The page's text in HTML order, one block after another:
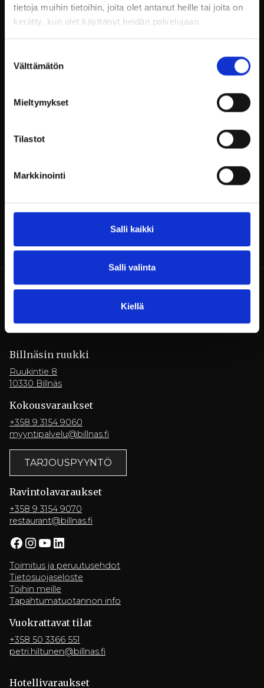
tietoja muihin tietoihin, joita olet antanut heille tai joita on
kerätty, kun olet käyttänyt heidän palvelujaan.
valinta
Välttämätön
Mieltymykset
Tilastot
Markkinointi
Salli kaikki
Salli valinta
Kiellä
49€/hlö
Menuun viinipaketti 35€/hlö
Elävästä musiikista vastaa Chick n Dick!
tunnelmallisiin hotellihuoneisiimme.
Pöytävaraukset:
Billnäsin ruukki
Ruukintie 8
10330 Billnäs
Kokousvaraukset
+358 9 3154 9060
myyntipalvelu@billnas.fi
TARJOUSPYYNTÖ
Ravintola­varaukset
+358 9 3154 9070
restaurant@billnas.fi
Facebook InstagramYouTube LinkedIn
Toimitus ja peruutusehdot
Tietosuojaseloste
Töihin meille
Tapahtumatuotannon info
Vuokrattavat tilat
+358 50 3366 551
petri.hiltunen@billnas.fi
Hotelli­varaukset